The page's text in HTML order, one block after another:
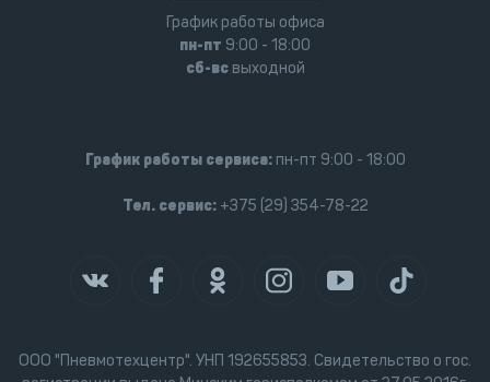
ООО "Пневмотехцентр". УНП 192655853. Свидетельство о гос.
График работы офиса
пн-пт 9:00 - 18:00
сб-всвыходной
График работы сервиса:пн-пт 9:00 - 18:00
Тел. сервис:+375 (29) 354-78-22